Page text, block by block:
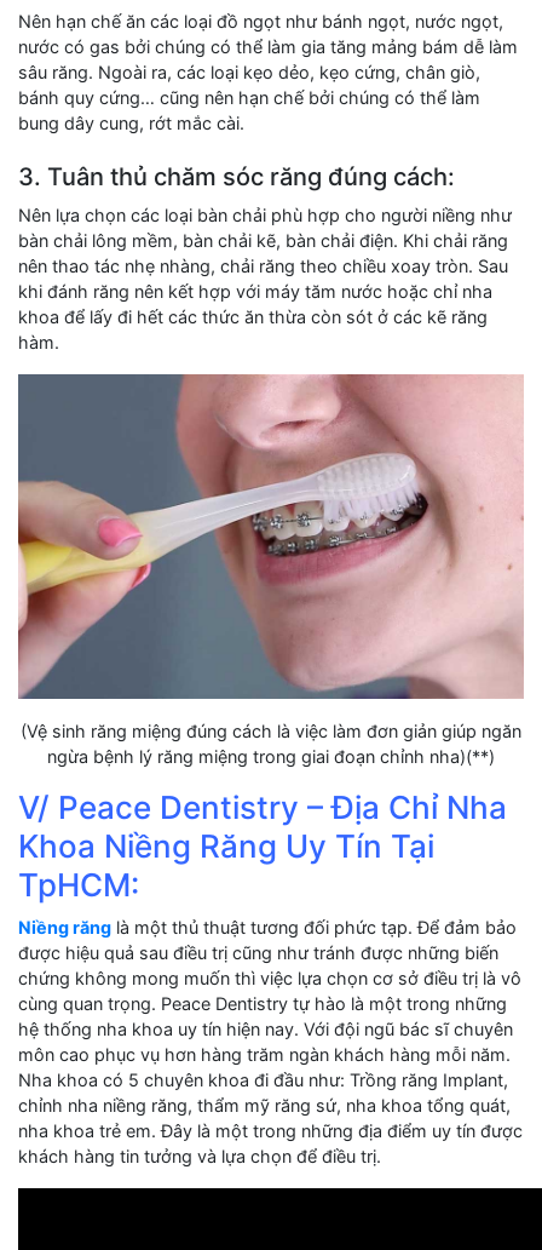
Nên hạn chế ăn các loại đồ ngọt như bánh ngọt, nước ngọt,
nước có gas bởi chúng có thể làm gia tăng mảng bám dễ làm
sâu răng. Ngoài ra, các loại kẹo dẻo, kẹo cứng, chân giò,
bánh quy cứng… cũng nên hạn chế bởi chúng có thể làm
bung dây cung, rớt mắc cài.
3. Tuân thủ chăm sóc răng đúng cách:
Nên lựa chọn các loại bàn chải phù hợp cho người niềng như
bàn chải lông mềm, bàn chải kẽ, bàn chải điện. Khi chải răng
nên thao tác nhẹ nhàng, chải răng theo chiều xoay tròn. Sau
khi đánh răng nên kết hợp với máy tăm nước hoặc chỉ nha
khoa để lấy đi hết các thức ăn thừa còn sót ở các kẽ răng
hàm.
(Vệ sinh răng miệng đúng cách là việc làm đơn giản giúp ngăn
ngừa bệnh lý răng miệng trong giai đoạn chỉnh nha)(**)
V/ Peace Dentistry – Địa Chỉ Nha
Khoa Niềng Răng Uy Tín Tại
TpHCM:
Niềng răng là một thủ thuật tương đối phức tạp. Để đảm bảo
được hiệu quả sau điều trị cũng như tránh được những biến
chứng không mong muốn thì việc lựa chọn cơ sở điều trị là vô
cùng quan trọng. Peace Dentistry tự hào là một trong những
hệ thống nha khoa uy tín hiện nay. Với đội ngũ bác sĩ chuyên
môn cao phục vụ hơn hàng trăm ngàn khách hàng mỗi năm.
Nha khoa có 5 chuyên khoa đi đầu như: Trồng răng Implant,
chỉnh nha niềng răng, thẩm mỹ răng sứ, nha khoa tổng quát,
nha khoa trẻ em. Đây là một trong những địa điểm uy tín được
khách hàng tin tưởng và lựa chọn để điều trị.